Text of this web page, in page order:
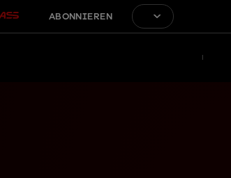
ABONNIEREN